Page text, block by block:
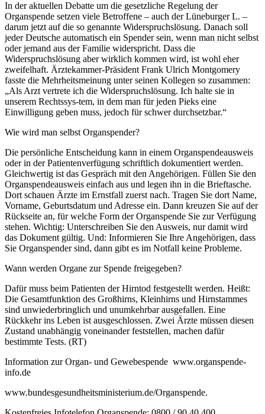
In der aktuellen Debatte um die gesetzliche Regelung der
Organspende setzen viele Betroffene – auch der Lüneburger L. –
darum jetzt auf die so genannte Widerspruchslösung. Danach soll
jeder Deutsche automatisch ein Spender sein, wenn man nicht selbst
oder jemand aus der Familie widerspricht. Dass die
Widerspruchslösung aber wirklich kommen wird, ist wohl eher
zweifelhaft. Ärztekammer-Präsident Frank Ulrich Montgomery
fasste die Mehrheitsmeinung unter seinen Kollegen so zusammen:
„Als Arzt vertrete ich die Widerspruchslösung. Ich halte sie in
unserem Rechtssys-tem, in dem man für jeden Pieks eine
Einwilligung geben muss, jedoch für schwer durchsetzbar.“
Wie wird man selbst Organspender?
Die persönliche Entscheidung kann in einem Organspendeausweis
oder in der Patientenverfügung schriftlich dokumentiert werden.
Gleichwertig ist das Gespräch mit den Angehörigen. Füllen Sie den
Organspendeausweis einfach aus und legen ihn in die Brieftasche.
Dort schauen Ärzte im Ernstfall zuerst nach. Tragen Sie dort Name,
Vorname, Geburtsdatum und Adresse ein. Dann kreuzen Sie auf der
Rückseite an, für welche Form der Organspende Sie zur Verfügung
stehen. Wichtig: Unterschreiben Sie den Ausweis, nur damit wird
das Dokument gültig. Und: Informieren Sie Ihre Angehörigen, dass
Sie Organspender sind, dann gibt es im Notfall keine Probleme.
Wann werden Organe zur Spende freigegeben?
Dafür muss beim Patienten der Hirntod festgestellt werden. Heißt:
Die Gesamtfunktion des Großhirns, Kleinhirns und Hirnstammes
sind unwiederbringlich und unumkehrbar ausgefallen. Eine
Rückkehr ins Leben ist ausgeschlossen. Zwei Ärzte müssen diesen
Zustand unabhängig voneinander feststellen, machen dafür
bestimmte Tests. (RT)
Information zur Organ- und Gewebespende www.organspende-
info.de
www.bundesgesundheitsministerium.de/Organspende.